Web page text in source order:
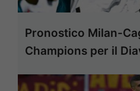
Pronostico Milan-
Champions per il